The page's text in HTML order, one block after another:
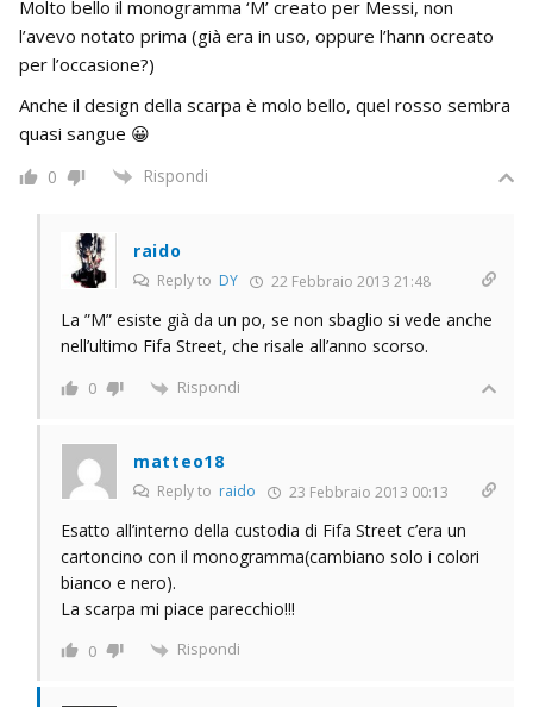
Molto bello il monogramma ‘M’ creato per Messi, non
l’avevo notato prima (già era in uso, oppure l’hann ocreato
per l’occasione?)
Anche il design della scarpa è molo bello, quel rosso sembra
quasi sangue 😀
0 Rispondi
raido
Reply to DY 22 Febbraio 2013 21:48
La ”M” esiste già da un po, se non sbaglio si vede anche
nell’ultimo Fifa Street, che risale all’anno scorso.
0 Rispondi
matteo18
Reply to raido 23 Febbraio 2013 00:13
Esatto all’interno della custodia di Fifa Street c’era un
cartoncino con il monogramma(cambiano solo i colori
bianco e nero).
La scarpa mi piace parecchio!!!
0 Rispondi